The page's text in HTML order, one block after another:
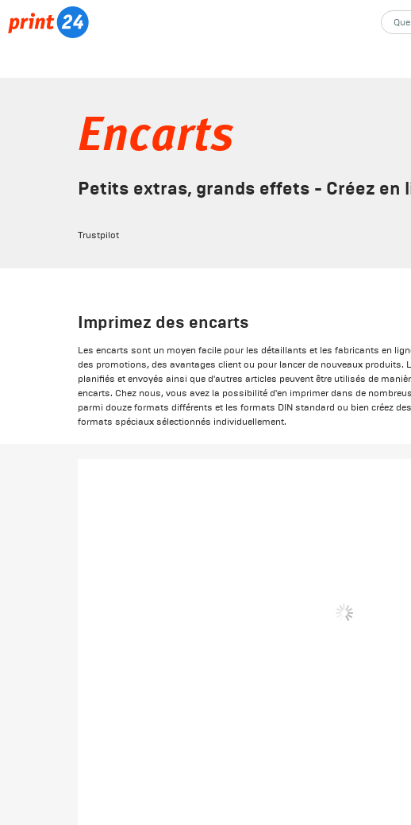
Encarts
Petits extras, grands effets - Créez en
Trustpilot
Imprimez des encarts
Les encarts sont un moyen facile pour les détaillants et les fabricants en
des promotions, des avantages client ou pour lancer de nouveaux produits.
planifiés et envoyés ainsi que d'autres articles peuvent être utilisés de
encarts. Chez nous, vous avez la possibilité d'en imprimer dans de
parmi douze formats différents et les formats DIN standard ou bien créez
formats spéciaux sélectionnés individuellement.